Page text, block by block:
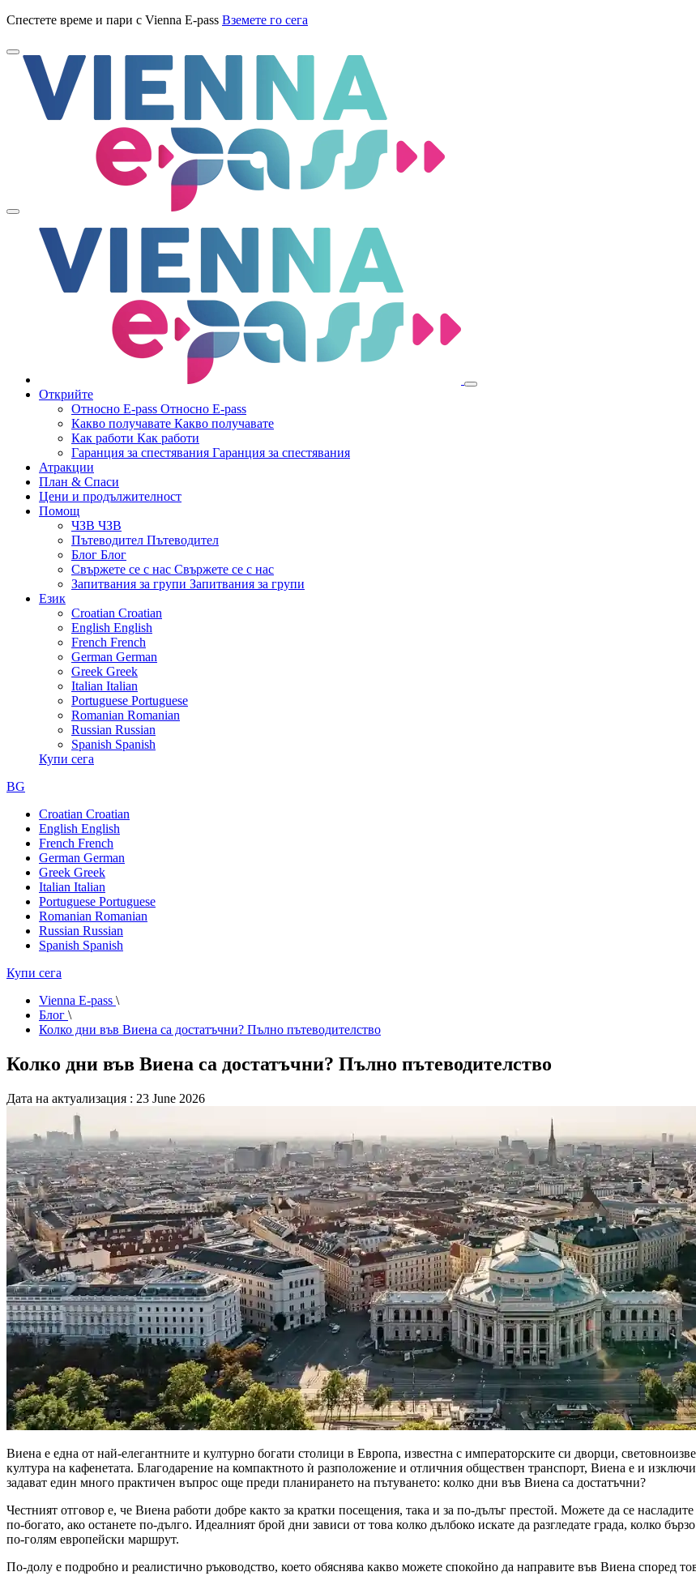
Спестете време и пари с Vienna E-pass Вземете го сега
Открийте
Относно E-pass Относно E-pass
Какво получавате Какво получавате
Как работи Как работи
Гаранция за спестявания Гаранция за спестявания
Атракции
План & Спаси
Цени и продължителност
Помощ
ЧЗВ ЧЗВ
Пътеводител Пътеводител
Блог Блог
Свържете се с нас Свържете се с нас
Запитвания за групи Запитвания за групи
Език
Croatian Croatian
English English
French French
German German
Greek Greek
Italian Italian
Portuguese Portuguese
Romanian Romanian
Russian Russian
Spanish Spanish
Купи сега
BG
Croatian Croatian
English English
French French
German German
Greek Greek
Italian Italian
Portuguese Portuguese
Romanian Romanian
Russian Russian
Spanish Spanish
Купи сега
Vienna E-pass \
Блог \
Колко дни във Виена са достатъчни? Пълно пътеводителство
Колко дни във Виена са достатъчни? Пълно пътеводителство
Дата на актуализация : 23 June 2026
Виена е една от най-елегантните и културно богати столици в Европа, известна с императорските си дворци,
култура на кафенетата. Благодарение на компактното ѝ разположение и отличния обществен транспорт, Виена е и
задават един много практичен въпрос още преди планирането на пътуването: колко дни във Виена са достатъчни?
Честният отговор е, че Виена работи добре както за кратки посещения, така и за по-дълъг престой. Можете да се
по-богато, ако останете по-дълго. Идеалният брой дни зависи от това колко дълбоко искате да разгледате града, колко
по-голям европейски маршрут.
По-долу е подробно и реалистично ръководство, което обяснява какво можете спокойно да направите във Виена според